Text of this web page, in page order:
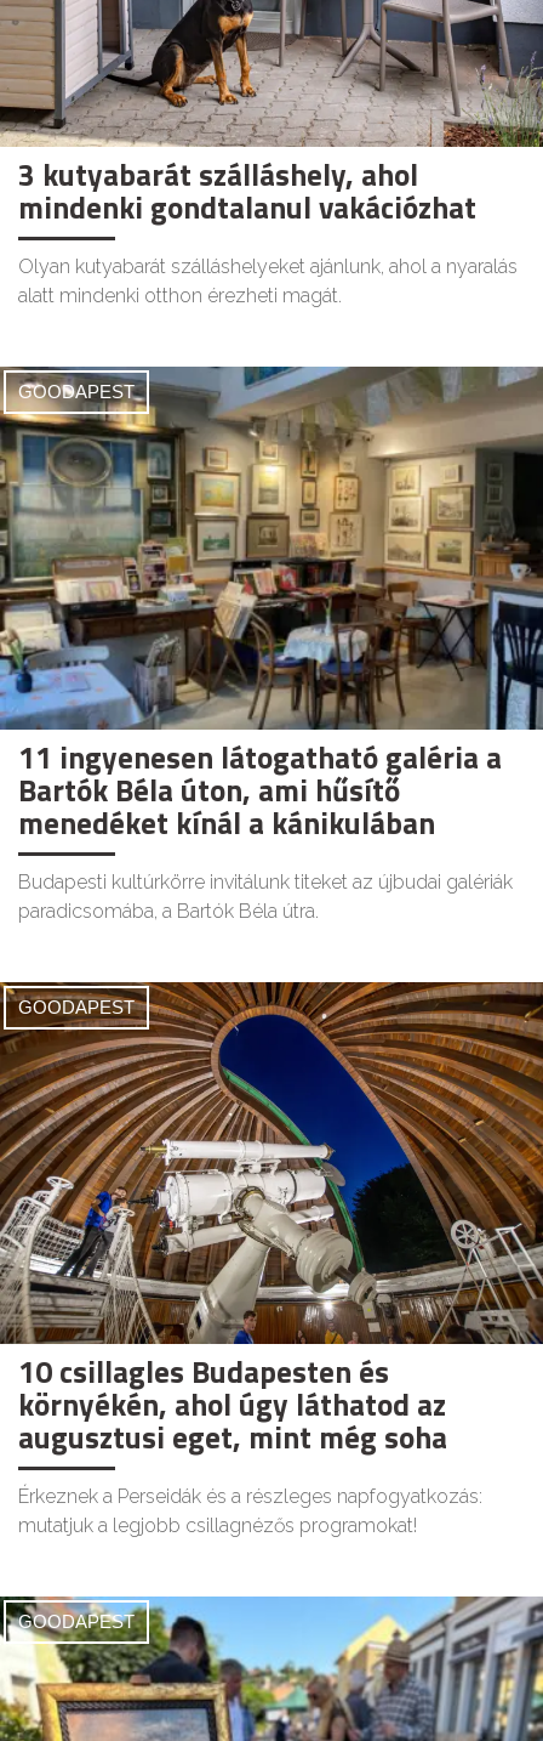
3 kutyabarát szálláshely, ahol
mindenki gondtalanul vakációzhat
Olyan kutyabarát szálláshelyeket ajánlunk, ahol a nyaralás
alatt mindenki otthon érezheti magát.
GOODAPEST
11 ingyenesen látogatható galéria a
Bartók Béla úton, ami hűsítő
menedéket kínál a kánikulában
Budapesti kultúrkörre invitálunk titeket az újbudai galériák
paradicsomába, a Bartók Béla útra.
GOODAPEST
10 csillagles Budapesten és
környékén, ahol úgy láthatod az
augusztusi eget, mint még soha
Érkeznek a Perseidák és a részleges napfogyatkozás:
mutatjuk a legjobb csillagnézős programokat!
GOODAPEST